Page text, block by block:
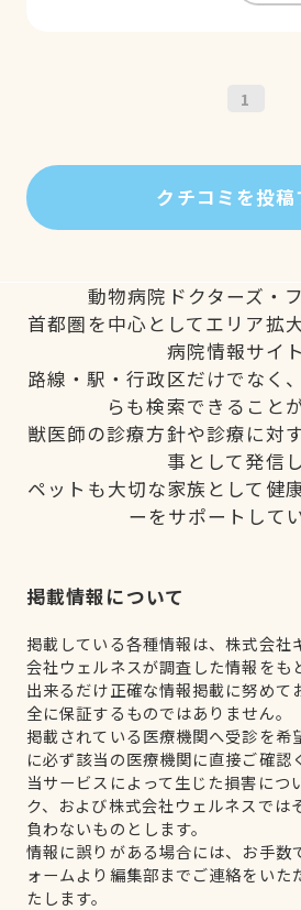
1
クチコミを投稿
動物病院ドクターズ・
首都圏を中心としてエリア拡
病院情報サイト
路線・駅・行政区だけでなく
らも検索できること
獣医師の診療方針や診療に対
事として発信し
ペットも大切な家族として健
ーをサポートしてい
掲載情報について
掲載している各種情報は、株式会社
会社ウェルネスが調査した情報をも
出来るだけ正確な情報掲載に努めて
全に保証するものではありません。
掲載されている医療機関へ受診を希
に必ず該当の医療機関に直接ご確認
当サービスによって生じた損害につ
ク、および株式会社ウェルネスでは
負わないものとします。
情報に誤りがある場合には、お手数
ォームより編集部までご連絡をいた
たします。